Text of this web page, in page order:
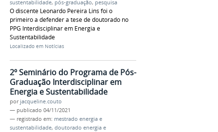
sustentabilidade, pós-graduação, pesquisa
O discente Leonardo Pereira Lins foi o
primeiro a defender a tese de doutorado no
PPG Interdisciplinar em Energia e
Sustentabilidade
Localizado em Notícias
2º Seminário do Programa de Pós-
Graduação Interdisciplinar em
Energia e Sustentabilidade
por jacqueline.couto
— publicado 04/11/2021
— registrado em: mestrado energia e
sustentabilidade, doutorado energia e